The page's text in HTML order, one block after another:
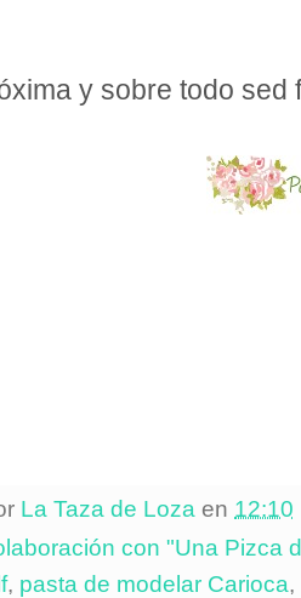
y sobre todo
La Taza de Loza en 12:10
con "Una Pizca
, pasta de modelar Carioca,